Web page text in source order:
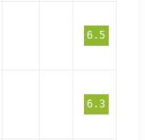
6.5
6.3